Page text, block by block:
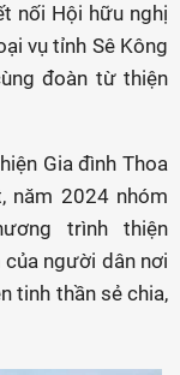
nối Hội hữu nghị
vụ tỉnh Sê Kông
đoàn từ thiện
Gia đình Thoa
năm 2024 nhóm
trình thiện
người dân nơi
tinh thần sẻ chia,